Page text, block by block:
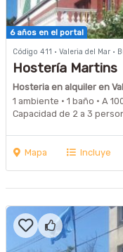
6 años en el portal
Código 411 · Valeria del Mar ·
Hostería Martins
Hosteria en alquiler en
1 ambiente · 1 baño · A
Capacidad de 2 a 3
Mapa Incluye